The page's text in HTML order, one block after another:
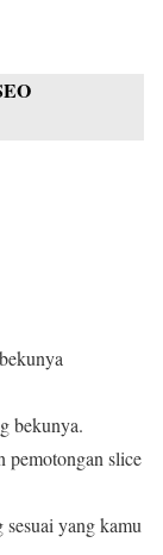
bekunya.
pemotongan slice
yang kamu